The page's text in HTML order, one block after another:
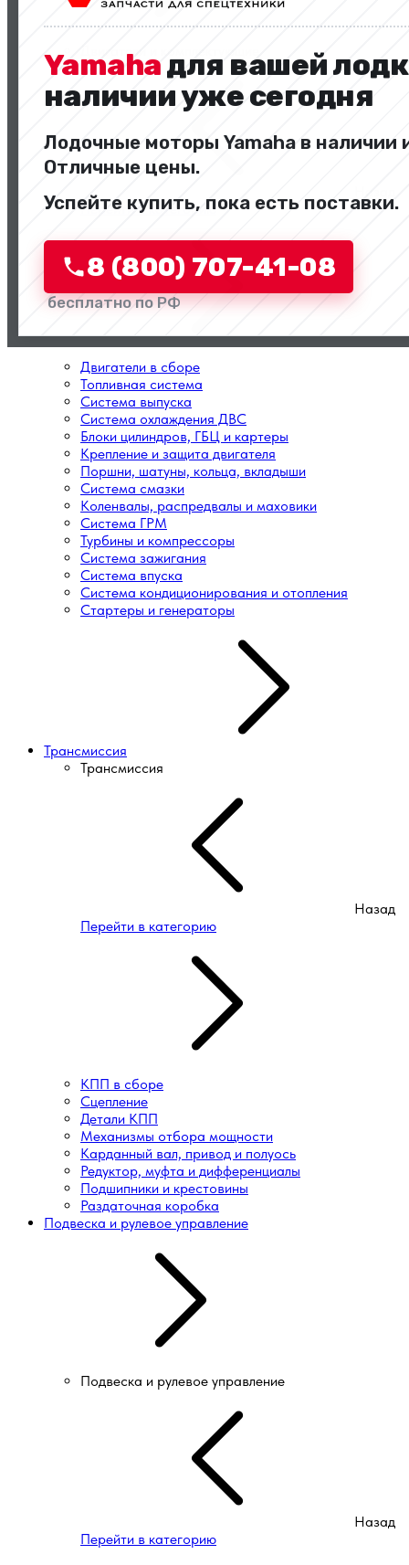
Yamahaдля вашей
наличии уже сегодня
Лодочные моторы Yamaha в наличии
Отличные цены.
Успейте купить, пока есть поставки.
8 (800) 707-41-08
бесплатно по РФ
Двигатели и комплектующие
Перейти в категорию
Двигатели в сборе
Топливная система
Система выпуска
Система охлаждения ДВС
Блоки цилиндров, ГБЦ и картеры
Крепление и защита двигателя
Поршни, шатуны, кольца, вкладыши
Система смазки
Коленвалы, распредвалы и маховики
Система ГРМ
Турбины и компрессоры
Система зажигания
Система впуска
Система кондиционирования и отопления
Стартеры и генераторы
Трансмиссия
Трансмиссия
Назад
Перейти в категорию
КПП в сборе
Сцепление
Детали КПП
Механизмы отбора мощности
Карданный вал, привод и полуось
Редуктор, муфта и дифференциалы
Подшипники и крестовины
Раздаточная коробка
Подвеска и рулевое управление
Подвеска и рулевое управление
Назад
Перейти в категорию